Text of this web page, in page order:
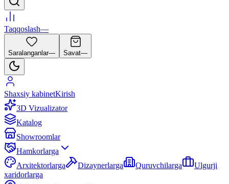
Taqqoslash—
Saralanganlar— Savat—
Shaxsiy kabinetKirish
3D Vizualizator
Katalog
Showroomlar
Hamkorlarga
Arxitektorlarga
Dizaynerlarga Quruvchilarga
Ulgurji
xaridorlarga